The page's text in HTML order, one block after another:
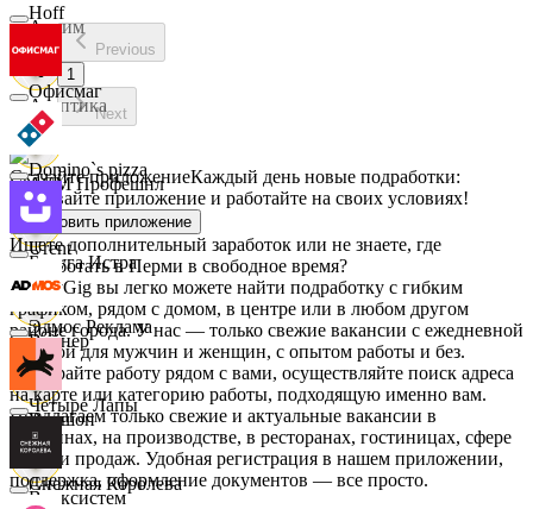
Архим
Асептика
АСМ Профешнл
Белуга Истра
Вайнер
Ваншоп
Ворксистем
Hoff
Офисмаг
Domino`s pizza
Urent
Эдмос Реклама
Четыре Лапы
Снежная Королева
Previous
1
Next
Скачайте приложениеКаждый день новые подработки:
скачивайте приложение и работайте на своих условиях!
Установить приложение
Ищете дополнительный заработок или не знаете, где
подработать в Перми в свободное время?
На MyGig вы легко можете найти подработку с гибким
графиком, рядом с домом, в центре или в любом другом
районе города. У нас — только свежие вакансии с ежедневной
оплатой для мужчин и женщин, с опытом работы и без.
Выбирайте работу рядом с вами, осуществляйте поиск адреса
на карте или категорию работы, подходящую именно вам.
Предлагаем только свежие и актуальные вакансии в
магазинах, на производстве, в ресторанах, гостиницах, сфере
услуг и продаж. Удобная регистрация в нашем приложении,
поддержка, оформление документов — все просто.